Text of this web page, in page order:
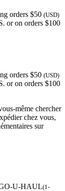
orders $50 (USD)
or on orders $100
orders $50 (USD)
or on orders $100
même chercher
chez vous,
sur
U-HAUL(1-